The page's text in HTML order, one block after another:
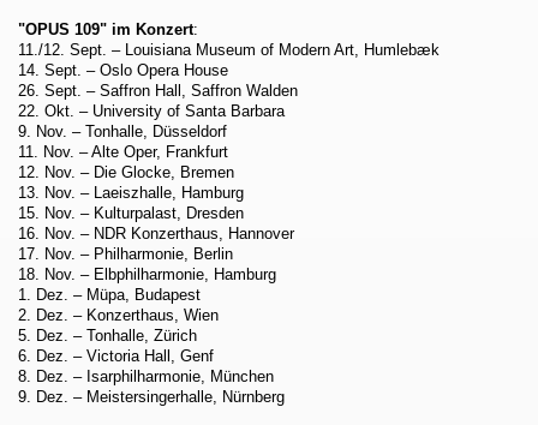
"OPUS 109" im Konzert:
11./12. Sept. – Louisiana Museum of Modern Art, Humlebæk
14. Sept. – Oslo Opera House
26. Sept. – Saffron Hall, Saffron Walden
22. Okt. – University of Santa Barbara
9. Nov. – Tonhalle, Düsseldorf
11. Nov. – Alte Oper, Frankfurt
12. Nov. – Die Glocke, Bremen
13. Nov. – Laeiszhalle, Hamburg
15. Nov. – Kulturpalast, Dresden
16. Nov. – NDR Konzerthaus, Hannover
17. Nov. – Philharmonie, Berlin
18. Nov. – Elbphilharmonie, Hamburg
1. Dez. – Müpa, Budapest
2. Dez. – Konzerthaus, Wien
5. Dez. – Tonhalle, Zürich
6. Dez. – Victoria Hall, Genf
8. Dez. – Isarphilharmonie, München
9. Dez. – Meistersingerhalle, Nürnberg